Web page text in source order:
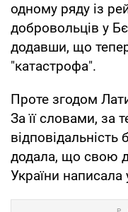
одному ряду із
добровольців у
додавши, що
"катастрофа".
Проте згодом
За її словами, за
додала, що свою
України написала